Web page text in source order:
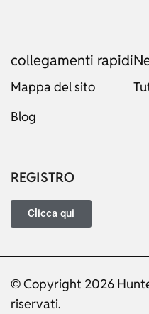
collegamenti rapidi
Mappa del sito
Blog
REGISTRO
Clicca qui
© Copyright 2026
riservati.